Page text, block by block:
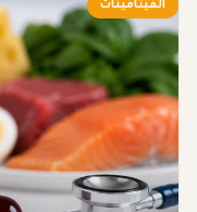
الفيتامينات